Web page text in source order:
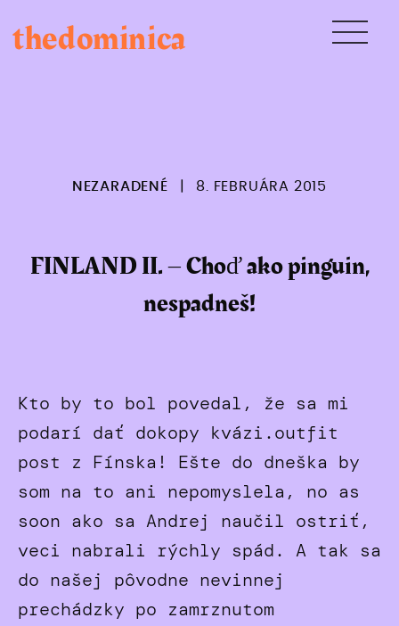
to
content
thedominica
NEZARADENÉ 8. FEBRUÁRA 2015
FINLAND II. – Choď ako pinguin,
nespadneš!
Kto by to bol povedal, že sa mi
podarí dať dokopy kvázi.outfit
post z Fínska! Ešte do dneška by
som na to ani nepomyslela, no as
soon ako sa Andrej naučil ostriť,
veci nabrali rýchly spád. A tak sa
do našej pôvodne nevinnej
prechádzky po zamrznutom